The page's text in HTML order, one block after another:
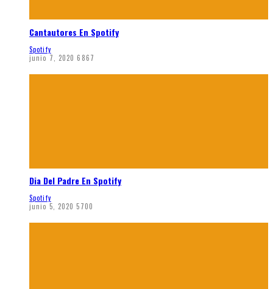
Cantautores En Spotify
Spotify
junio 7, 2020 6867
Dia Del Padre En Spotify
Spotify
junio 5, 2020 5700